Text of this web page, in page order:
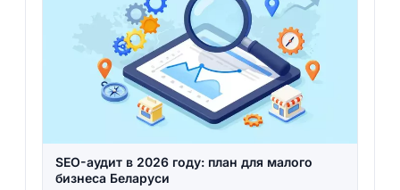
SEO-аудит в 2026 году: план для малого
бизнеса Беларуси